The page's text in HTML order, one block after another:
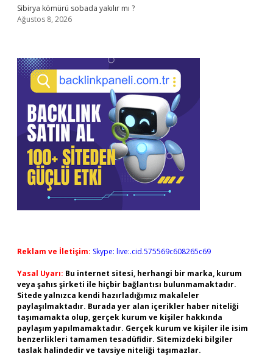
Sibirya kömürü sobada yakılır mı ?
Ağustos 8, 2026
Reklam ve İletişim: Skype: live:.cid.575569c608265c69
Yasal Uyarı: Bu internet sitesi, herhangi bir marka, kurum
veya şahıs şirketi ile hiçbir bağlantısı bulunmamaktadır.
Sitede yalnızca kendi hazırladığımız makaleler
paylaşılmaktadır. Burada yer alan içerikler haber niteliği
taşımamakta olup, gerçek kurum ve kişiler hakkında
paylaşım yapılmamaktadır. Gerçek kurum ve kişiler ile isim
benzerlikleri tamamen tesadüfidir. Sitemizdeki bilgiler
taslak halindedir ve tavsiye niteliği taşımazlar.